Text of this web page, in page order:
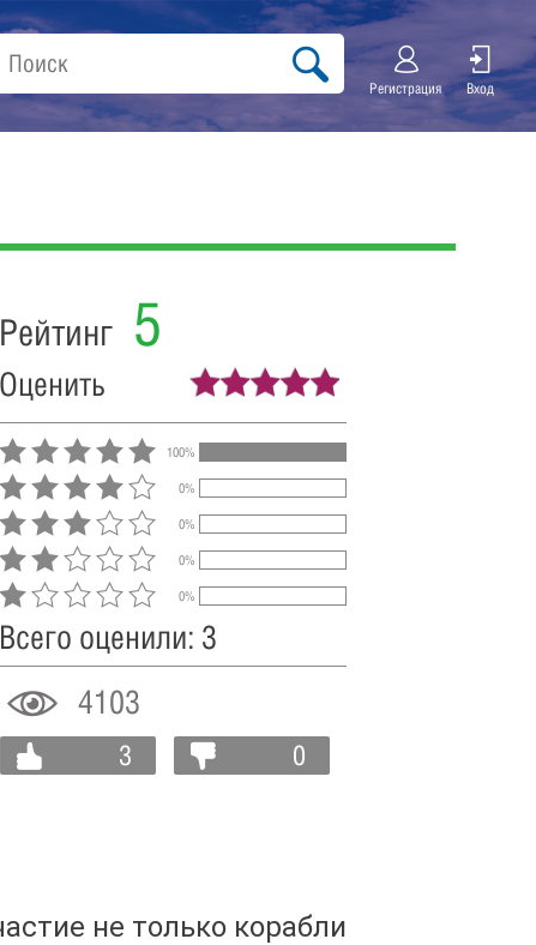
Регистрация Вход
4103
3 0
Рейтинг 5
Оценить
100%
0%
0%
0%
0%
Всего оценили: 3
не только корабли